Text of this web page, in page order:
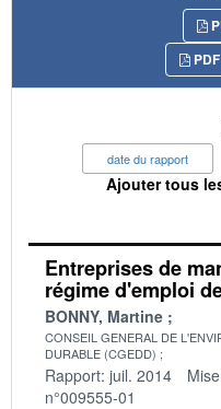
date du rapport
Ajouter tous
Entreprises de
régime d'emploi
BONNY, Martine
CONSEIL GENERAL DE
DURABLE (CGEDD)
Rapport: juil. 2014
n°009555-01